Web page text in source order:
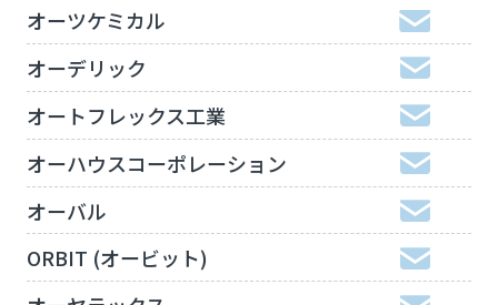
オーツケミカル
オーデリック
オートフレックス工業
オーハウスコーポレーション
オーバル
ORBIT (オービット)